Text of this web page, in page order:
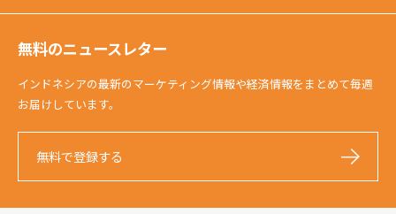
無料のニュースレター
インドネシアの最新のマーケティング情報や経済情報をまとめて毎週
お届けしています。
無料で登録する